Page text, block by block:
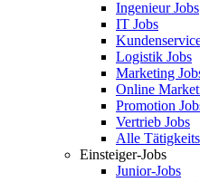
Ingenieur Jobs
IT Jobs
Logistik Jobs
Marketing
Online
Promotion
Vertrieb Jobs
Alle
Einsteiger-Jobs
Junior-Jobs